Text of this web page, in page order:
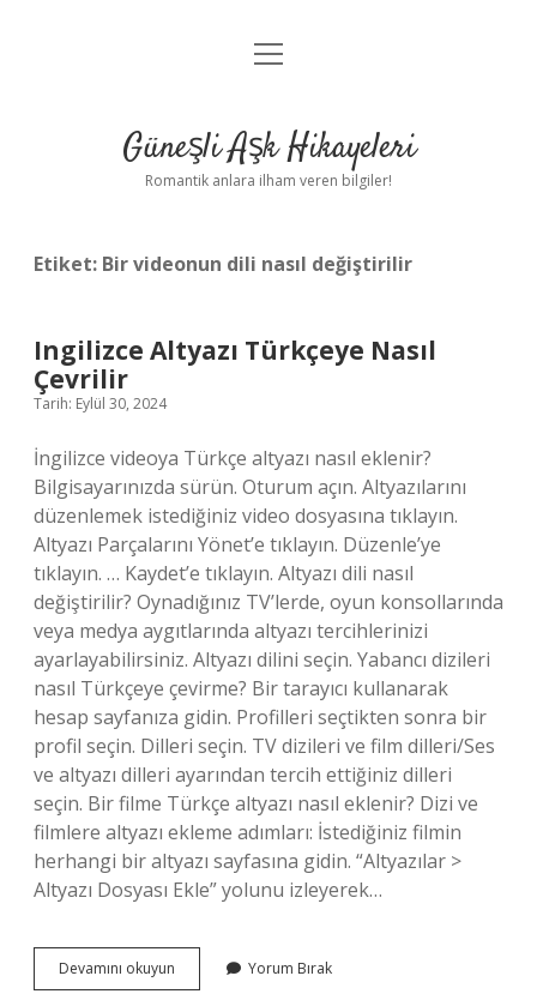
Anasayfa
Yasal Uyarı
menüyü
Güneşli Aşk Hikayeleri
Romantik anlara ilham veren bilgiler!
Etiket: Bir videonun dili nasıl değiştirilir
Ingilizce Altyazı Türkçeye Nasıl
Çevrilir
Tarih: Eylül 30, 2024
İngilizce videoya Türkçe altyazı nasıl eklenir?
Bilgisayarınızda sürün. Oturum açın. Altyazılarını
düzenlemek istediğiniz video dosyasına tıklayın.
Altyazı Parçalarını Yönet’e tıklayın. Düzenle’ye
tıklayın. … Kaydet’e tıklayın. Altyazı dili nasıl
değiştirilir? Oynadığınız TV’lerde, oyun konsollarında
veya medya aygıtlarında altyazı tercihlerinizi
ayarlayabilirsiniz. Altyazı dilini seçin. Yabancı dizileri
nasıl Türkçeye çevirme? Bir tarayıcı kullanarak
hesap sayfanıza gidin. Profilleri seçtikten sonra bir
profil seçin. Dilleri seçin. TV dizileri ve film dilleri/Ses
ve altyazı dilleri ayarından tercih ettiğiniz dilleri
seçin. Bir filme Türkçe altyazı nasıl eklenir? Dizi ve
filmlere altyazı ekleme adımları: İstediğiniz filmin
herhangi bir altyazı sayfasına gidin. “Altyazılar >
Altyazı Dosyası Ekle” yolunu izleyerek…
Devamını okuyun Ingilizce
Altyazı
Yorum Bırak